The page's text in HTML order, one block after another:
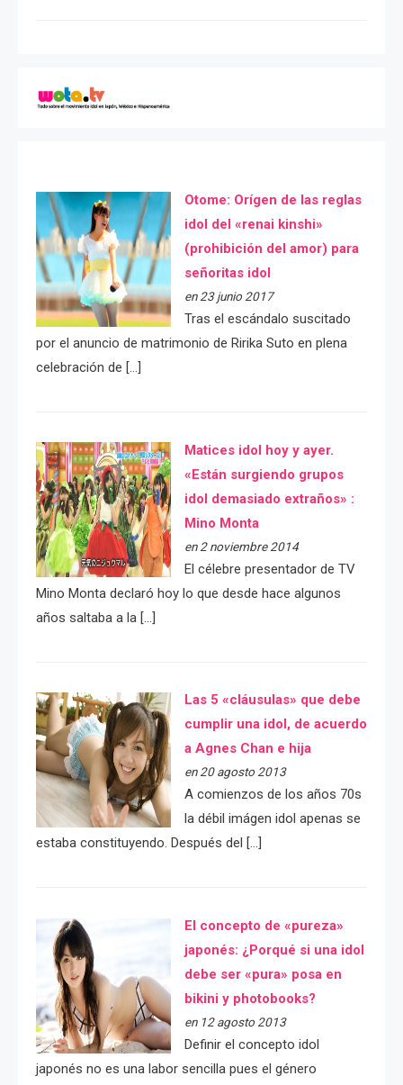
Otome: Orígen de las reglas
idol del «renai kinshi»
(prohibición del amor) para
señoritas idol
en 23 junio 2017
Tras el escándalo suscitado
por el anuncio de matrimonio de Ririka Suto en plena
celebración de […]
Matices idol hoy y ayer.
«Están surgiendo grupos
idol demasiado extraños» :
Mino Monta
en 2 noviembre 2014
El célebre presentador de TV
Mino Monta declaró hoy lo que desde hace algunos
años saltaba a la […]
Las 5 «cláusulas» que debe
cumplir una idol, de acuerdo
a Agnes Chan e hija
en 20 agosto 2013
A comienzos de los años 70s
la débil imágen idol apenas se
estaba constituyendo. Después del […]
El concepto de «pureza»
japonés: ¿Porqué si una idol
debe ser «pura» posa en
bikini y photobooks?
en 12 agosto 2013
Definir el concepto idol
japonés no es una labor sencilla pues el género